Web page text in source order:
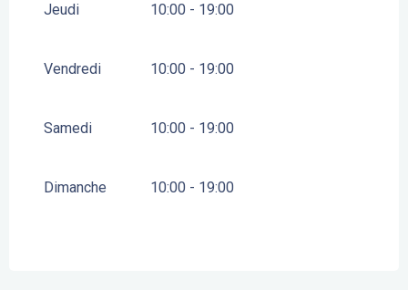
Jeudi 10:00 - 19:00
Vendredi 10:00 - 19:00
Samedi 10:00 - 19:00
Dimanche 10:00 - 19:00